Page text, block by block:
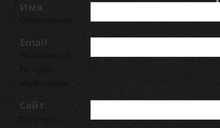
Имя
Email
Сайт